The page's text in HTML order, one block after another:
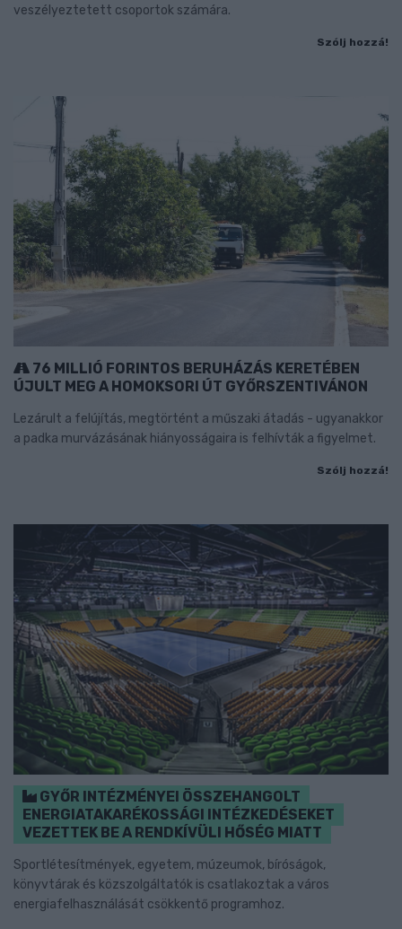
veszélyeztetett csoportok számára.
Szólj hozzá!
76 MILLIÓ FORINTOS BERUHÁZÁS KERETÉBEN
ÚJULT MEG A HOMOKSORI ÚT GYŐRSZENTIVÁNON
Lezárult a felújítás, megtörtént a műszaki átadás - ugyanakkor
a padka murvázásának hiányosságaira is felhívták a figyelmet.
Szólj hozzá!
GYŐR INTÉZMÉNYEI ÖSSZEHANGOLT
ENERGIATAKARÉKOSSÁGI INTÉZKEDÉSEKET
VEZETTEK BE A RENDKÍVÜLI HŐSÉG MIATT
Sportlétesítmények, egyetem, múzeumok, bíróságok,
könyvtárak és közszolgáltatók is csatlakoztak a város
energiafelhasználását csökkentő programhoz.